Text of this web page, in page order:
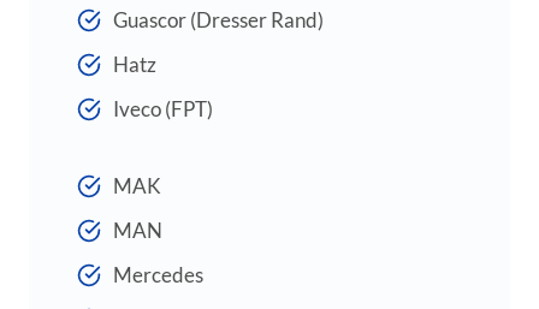
Guascor (Dresser Rand)
Hatz
Iveco (FPT)
MAK
MAN
Mercedes